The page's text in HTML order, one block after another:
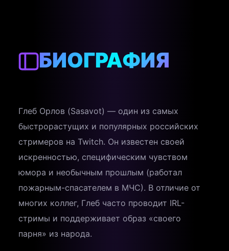
БИОГРАФИЯ
Глеб Орлов (Sasavot) — один из самых
быстрорастущих и популярных российских
стримеров на Twitch. Он известен своей
искренностью, специфическим чувством
юмора и необычным прошлым (работал
пожарным-спасателем в МЧС). В отличие от
многих коллег, Глеб часто проводит IRL-
стримы и поддерживает образ «своего
парня» из народа.